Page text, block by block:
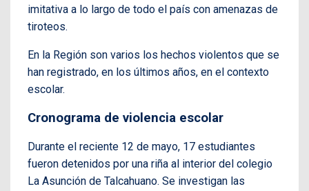
imitativa a lo largo de todo el país con amenazas de
tiroteos.
En la Región son varios los hechos violentos que se
han registrado, en los últimos años, en el contexto
escolar.
Cronograma de violencia escolar
Durante el reciente 12 de mayo, 17 estudiantes
fueron detenidos por una riña al interior del colegio
La Asunción de Talcahuano. Se investigan las